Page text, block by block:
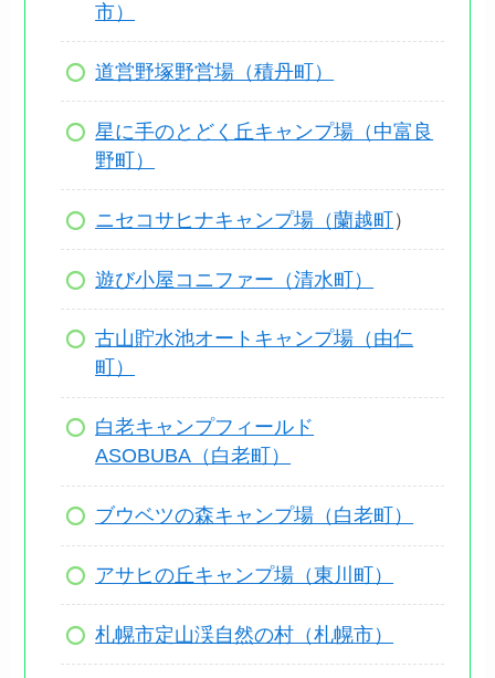
市）
道営野塚野営場（積丹町）
星に手のとどく丘キャンプ場（中富良
野町）
ニセコサヒナキャンプ場（蘭越町）
遊び小屋コニファー（清水町）
古山貯水池オートキャンプ場（由仁
町）
白老キャンプフィールド
ASOBUBA（白老町）
ブウベツの森キャンプ場（白老町）
アサヒの丘キャンプ場（東川町）
札幌市定山渓自然の村（札幌市）